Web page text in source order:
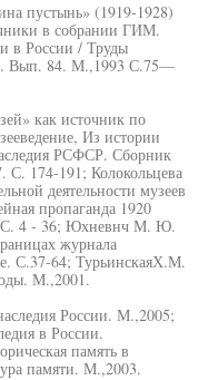
пустынь» (1919-1928)
в собрании ГИМ.
в России / Труды
Вып. 84. М.,1993 С.75—
как источник по
Из истории
РСФСР. Сборник
174-191; Колокольцева
деятельности музеев
пропаганда 1920
С. 4 - 36; Юхневнч М. Ю.
журнала
С.37-64; ТурьинскаяХ.М.
М.,2001.
России. М.,2005;
в России.
память в
памяти. М.,2003.